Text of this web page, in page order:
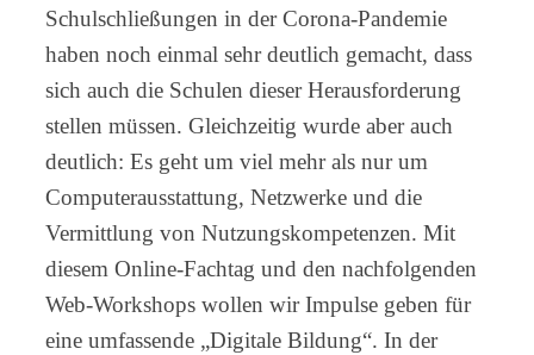
Schulschließungen in der Corona-Pandemie
haben noch einmal sehr deutlich gemacht, dass
sich auch die Schulen dieser Herausforderung
stellen müssen. Gleichzeitig wurde aber auch
deutlich: Es geht um viel mehr als nur um
Computerausstattung, Netzwerke und die
Vermittlung von Nutzungskompetenzen. Mit
diesem Online-Fachtag und den nachfolgenden
Web-Workshops wollen wir Impulse geben für
eine umfassende „Digitale Bildung“. In der